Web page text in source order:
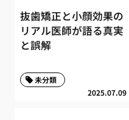
抜歯矯正と小顔効果の
リアル医師が語る真実
と誤解
2025.07.09
未分類